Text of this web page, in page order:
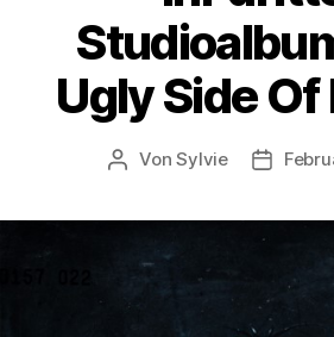
Ugly Side Of
Beitragsautor
VonSylvie